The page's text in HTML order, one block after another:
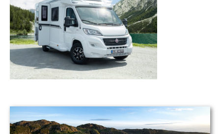
Low
Profile_2